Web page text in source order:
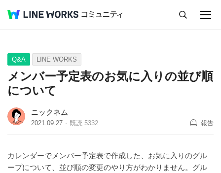
Q&A Tips Ideas
Q&A LINE WORKS
メンバー予定表のお気に入りの並び順
について
ニックネム
2021.09.27 既読 5332 報告
カレンダーでメンバー予定表で作成した、お気に入りのグル
ープについて、並び順の変更のやり方がわかりません。グル